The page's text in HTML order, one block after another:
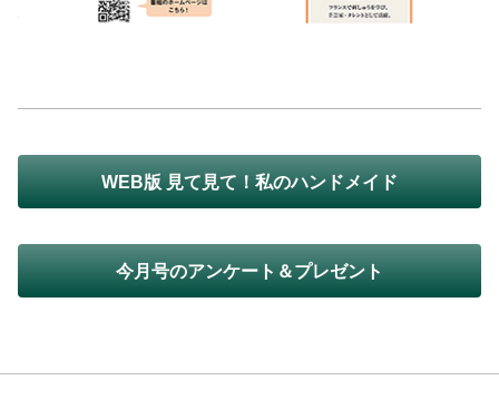
WEB版 見て見て！私のハンドメイド
今月号のアンケート＆プレゼント